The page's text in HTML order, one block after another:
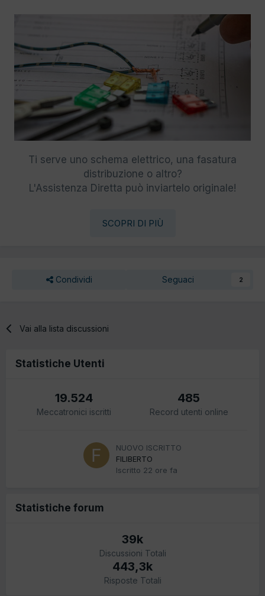
Ti serve uno schema elettrico, una fasatura
distribuzione o altro?
L'Assistenza Diretta può inviartelo originale!
SCOPRI DI PIÙ
Condividi Seguaci 2
Vai alla lista discussioni
Statistiche Utenti
19.524
Meccatronici iscritti
485
Record utenti online
NUOVO ISCRITTO
FILIBERTO
Iscritto 22 ore fa
Statistiche forum
39k
Discussioni Totali
443,3k
Risposte Totali